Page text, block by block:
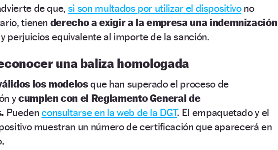
de que, si son multados por utilizar el dispositivono
tienen derecho a exigir a la empresa una indemnización
perjuicios equivalente al importe de la sanción.
una baliza homologada
los modelosque han superado el proceso de
ycumplen con el Reglamento General de
Puedenconsultarse en la web de la DGT. El empaquetado y el
muestran un número de certificación que aparecerá en